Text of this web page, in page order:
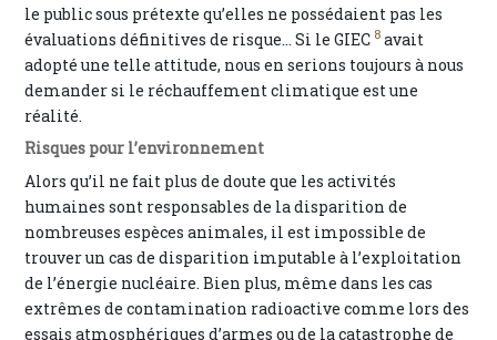
le public sous prétexte qu’elles ne possédaient pas les
évaluations définitives de risque… Si le GIEC 8 avait
adopté une telle attitude, nous en serions toujours à nous
demander si le réchauffement climatique est une
réalité.
Risques pour l’environnement
Alors qu’il ne fait plus de doute que les activités
humaines sont responsables de la disparition de
nombreuses espèces animales, il est impossible de
trouver un cas de disparition imputable à l’exploitation
de l’énergie nucléaire. Bien plus, même dans les cas
extrêmes de contamination radioactive comme lors des
essais atmosphériques d’armes ou de la catastrophe de